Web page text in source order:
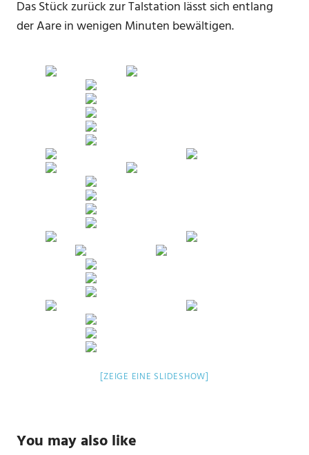
Das Stück zurück zur Talstation lässt sich entlang
der Aare in wenigen Minuten bewältigen.
[ZEIGE EINE SLIDESHOW]
You may also like